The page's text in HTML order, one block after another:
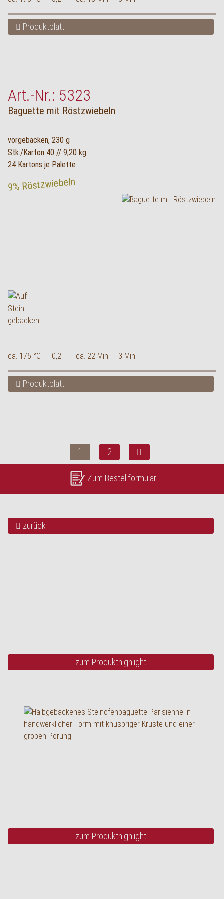
Produktblatt
Art.-Nr.: 5323
Baguette mit Röstzwiebeln
vorgebacken, 230 g
Stk./Karton 40 // 9,20 kg
24 Kartons je Palette
9% Röstzwiebeln
ca. 175 °C 0,2 l ca. 22 Min. 3 Min.
Produktblatt
1 2
Zum Bestellformular
zurück
zum Produkthighlight
zum Produkthighlight